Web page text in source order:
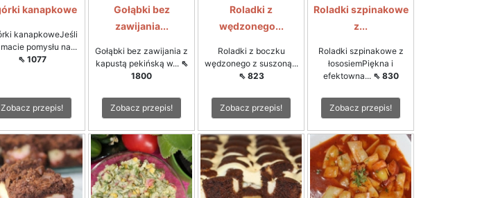
kanapkowe
kanapkoweJeśli
pomysłu na...
⇖ 1077
Zobacz przepis!
Gołąbki bez
zawijania...
Gołąbki bez zawijania z
kapustą pekińską w... ⇖
1800
Zobacz przepis!
Roladki z
wędzonego...
Roladki z boczku
wędzonego z suszoną...
⇖ 823
Zobacz przepis!
Roladki szpinakowe
z...
Roladki szpinakowe z
łososiemPiękna i
efektowna... ⇖ 830
Zobacz przepis!